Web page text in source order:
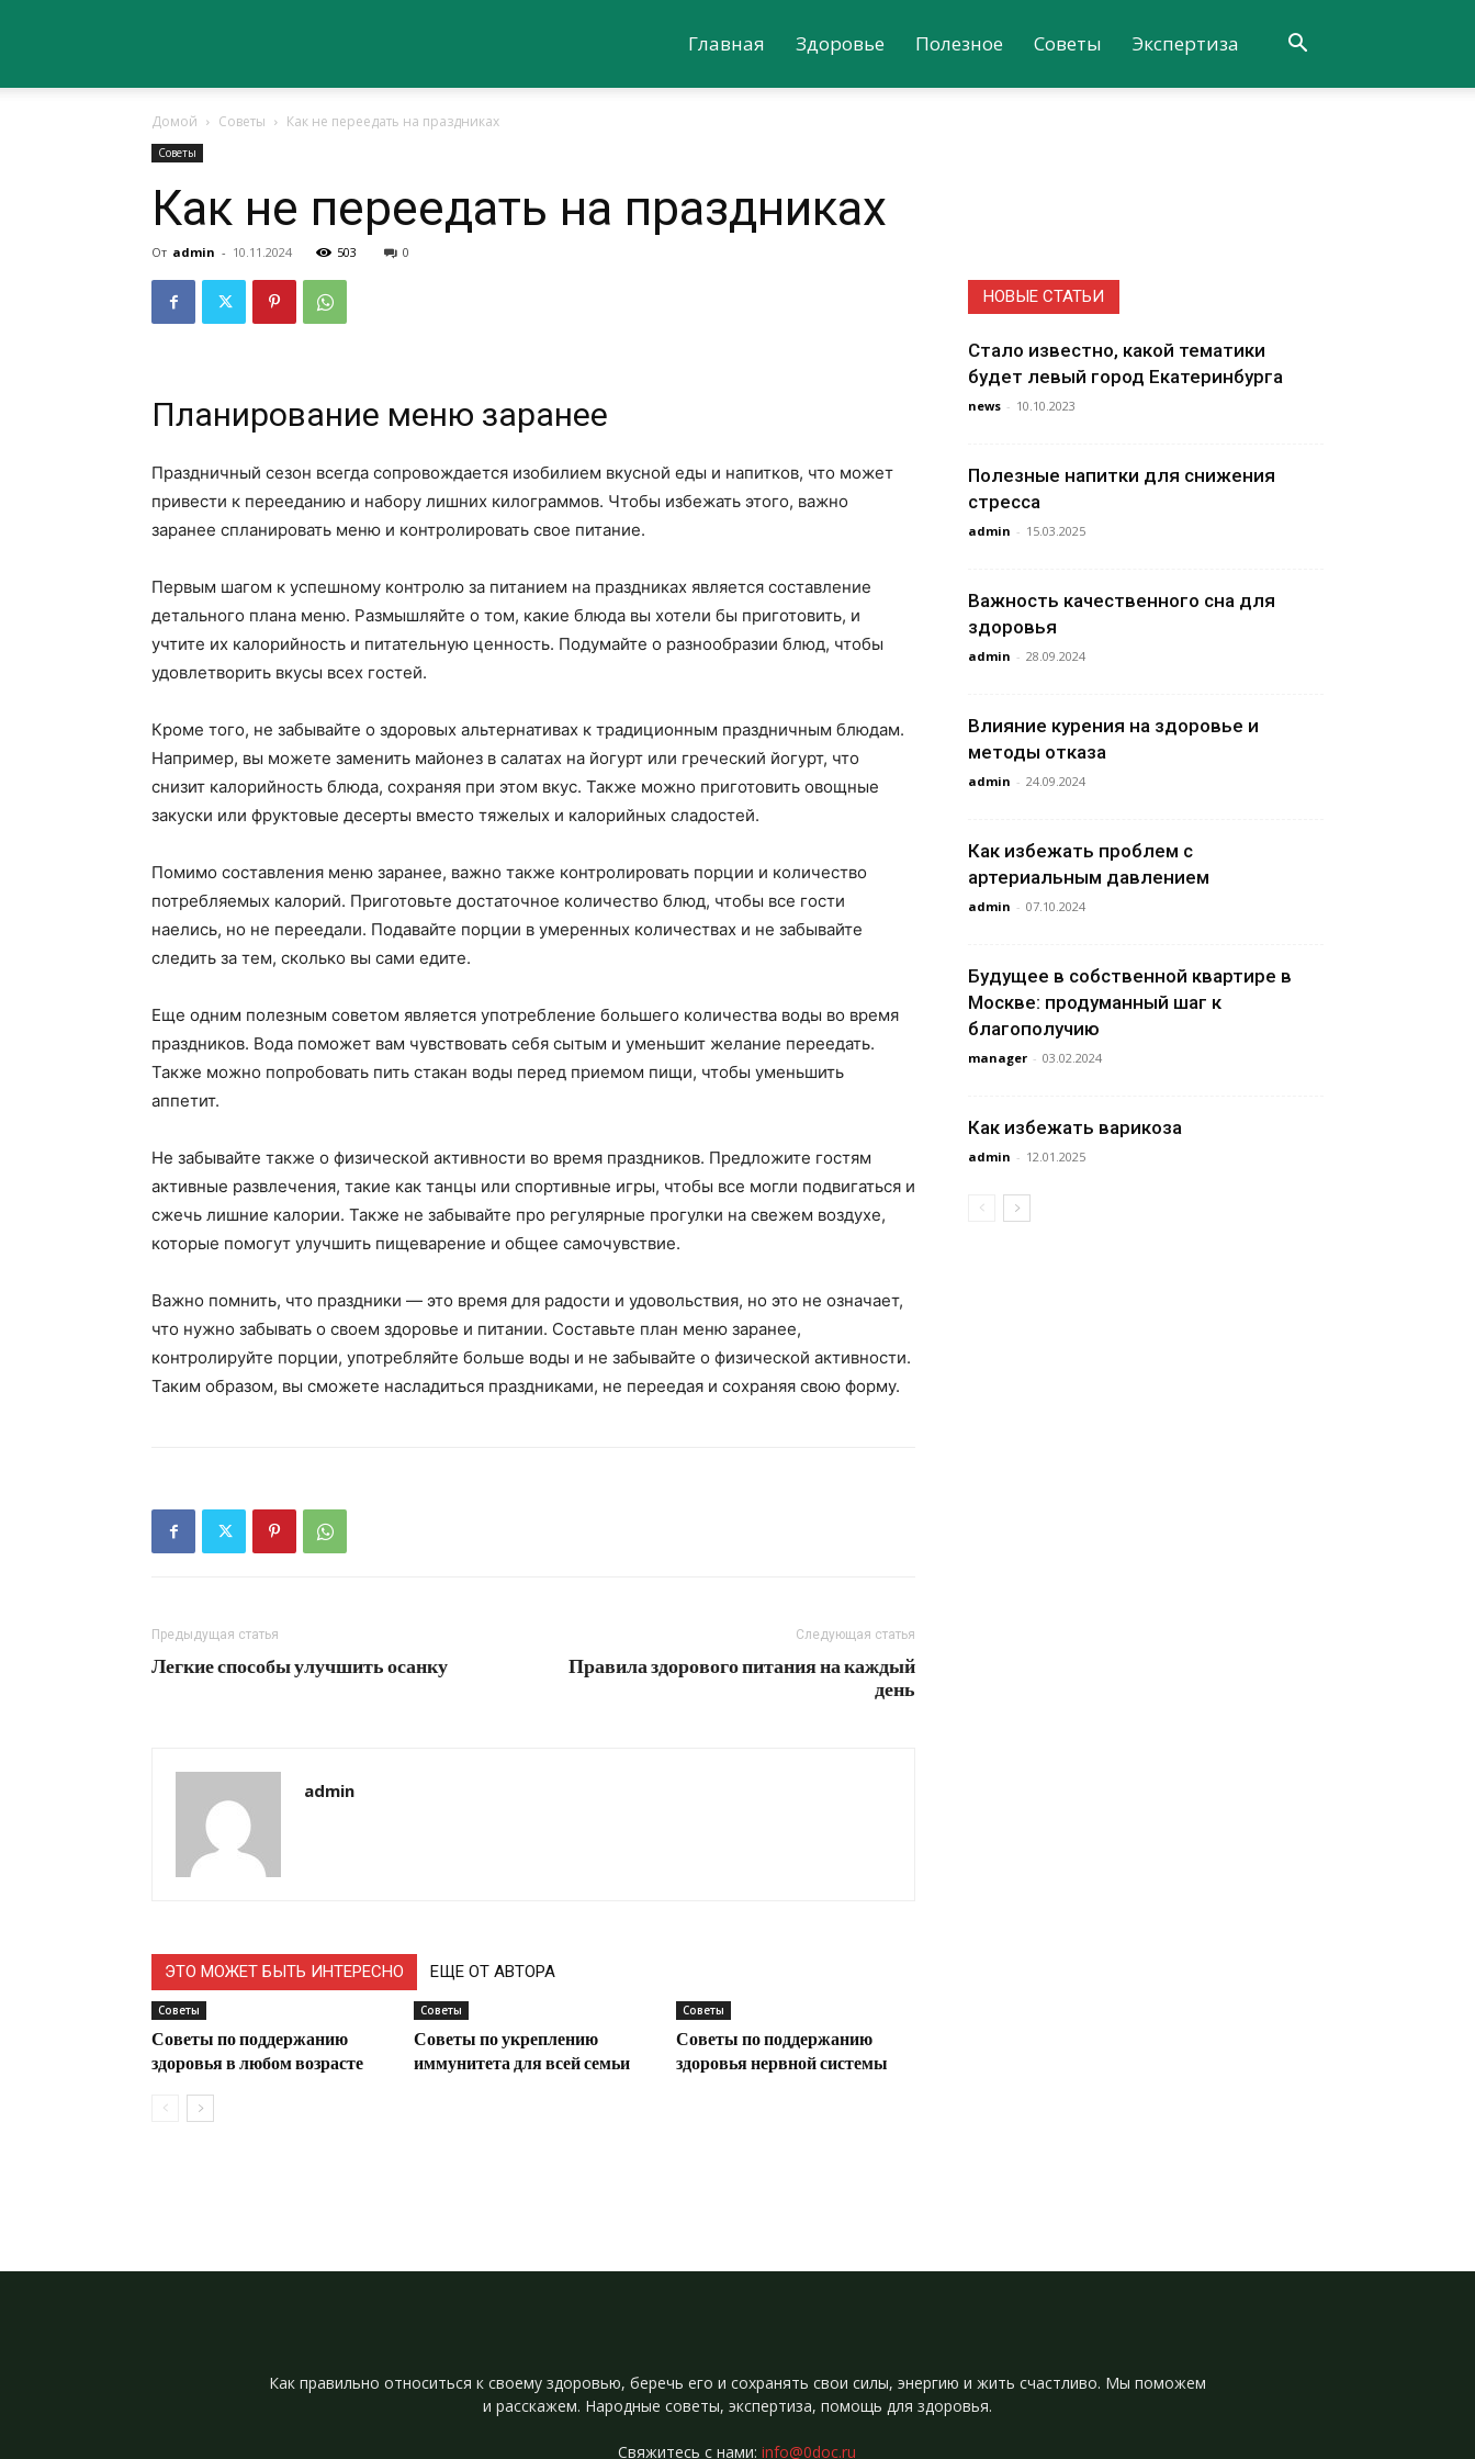
о
здоровье
Главная Здоровье Полезное Советы Экспертиза
Домой Советы Как не переедать на праздниках
Советы
Как не переедать на праздниках
От admin - 10.11.2024 503 0
Планирование меню заранее
Праздничный сезон всегда сопровождается изобилием вкусной еды и напитков, что может
привести к перееданию и набору лишних килограммов. Чтобы избежать этого, важно
заранее спланировать меню и контролировать свое питание.
Первым шагом к успешному контролю за питанием на праздниках является составление
детального плана меню. Размышляйте о том, какие блюда вы хотели бы приготовить, и
учтите их калорийность и питательную ценность. Подумайте о разнообразии блюд, чтобы
удовлетворить вкусы всех гостей.
Кроме того, не забывайте о здоровых альтернативах к традиционным праздничным блюдам.
Например, вы можете заменить майонез в салатах на йогурт или греческий йогурт, что
снизит калорийность блюда, сохраняя при этом вкус. Также можно приготовить овощные
закуски или фруктовые десерты вместо тяжелых и калорийных сладостей.
Помимо составления меню заранее, важно также контролировать порции и количество
потребляемых калорий. Приготовьте достаточное количество блюд, чтобы все гости
наелись, но не переедали. Подавайте порции в умеренных количествах и не забывайте
следить за тем, сколько вы сами едите.
Еще одним полезным советом является употребление большего количества воды во время
праздников. Вода поможет вам чувствовать себя сытым и уменьшит желание переедать.
Также можно попробовать пить стакан воды перед приемом пищи, чтобы уменьшить
аппетит.
Не забывайте также о физической активности во время праздников. Предложите гостям
активные развлечения, такие как танцы или спортивные игры, чтобы все могли подвигаться и
сжечь лишние калории. Также не забывайте про регулярные прогулки на свежем воздухе,
которые помогут улучшить пищеварение и общее самочувствие.
Важно помнить, что праздники — это время для радости и удовольствия, но это не означает,
что нужно забывать о своем здоровье и питании. Составьте план меню заранее,
контролируйте порции, употребляйте больше воды и не забывайте о физической активности.
Таким образом, вы сможете насладиться праздниками, не переедая и сохраняя свою форму.
Предыдущая статья
Легкие способы улучшить осанку
Следующая статья
Правила здорового питания на каждый
день
admin
ЭТО МОЖЕТ БЫТЬ ИНТЕРЕСНО ЕЩЕ ОТ АВТОРА
Советы
Советы по поддержанию
здоровья в любом возрасте
Советы
Советы по укреплению
иммунитета для всей семьи
Советы
Советы по поддержанию
здоровья нервной системы
НОВЫЕ СТАТЬИ
Стало известно, какой тематики
будет левый город Екатеринбурга
news - 10.10.2023
Полезные напитки для снижения
стресса
admin - 15.03.2025
Важность качественного сна для
здоровья
admin - 28.09.2024
Влияние курения на здоровье и
методы отказа
admin - 24.09.2024
Как избежать проблем с
артериальным давлением
admin - 07.10.2024
Будущее в собственной квартире в
Москве: продуманный шаг к
благополучию
manager - 03.02.2024
Как избежать варикоза
admin - 12.01.2025
Как правильно относиться к своему здоровью, беречь его и сохранять свои силы, энергию и жить счастливо. Мы поможем
и расскажем. Народные советы, экспертиза, помощь для здоровья.
Свяжитесь с нами:info@0doc.ru